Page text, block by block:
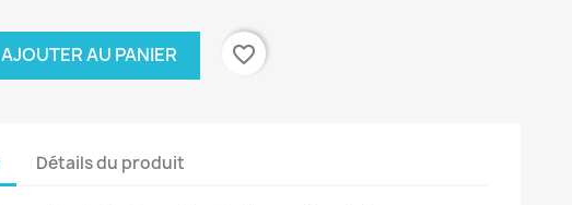
AJOUTER AU PANIER favorite_border
Détails du produit